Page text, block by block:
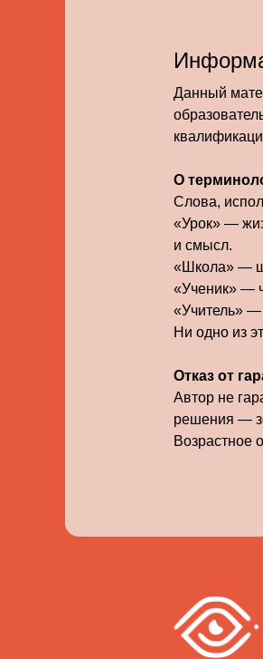
Данный
О
Слова,
«Урок» —
и смысл.
«Школа» —
«Ученик» —
«Учитель» —
Ни одно из
Отказ от
Автор не
решения —
Возрастное